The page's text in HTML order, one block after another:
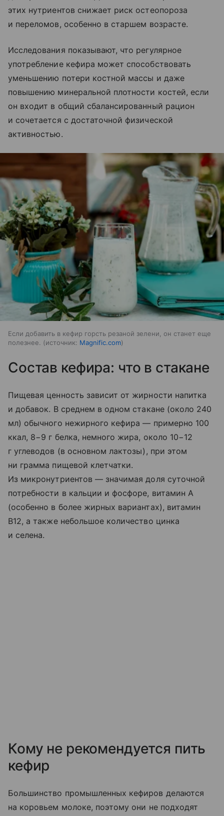
этих нутриентов снижает риск остеопороза
и переломов, особенно в старшем возрасте.
Исследования показывают, что регулярное
употребление кефира может способствовать
уменьшению потери костной массы и даже
повышению минеральной плотности костей, если
он входит в общий сбалансированный рацион
и сочетается с достаточной физической
активностью.
Если добавить в кефир горсть резаной зелени, он станет еще
полезнее.
источник: Magnific.com
Состав кефира: что в стакане
Пищевая ценность зависит от жирности напитка
и добавок. В среднем в одном стакане (около 240
мл) обычного нежирного кефира — примерно 100
ккал, 8−9 г белка, немного жира, около 10−12
г углеводов (в основном лактозы), при этом
ни грамма пищевой клетчатки.
Из микронутриентов — значимая доля суточной
потребности в кальции и фосфоре, витамин A
(особенно в более жирных вариантах), витамин
B12, а также небольшое количество цинка
и селена.
Кому не рекомендуется пить
кефир
Большинство промышленных кефиров делаются
на коровьем молоке, поэтому они не подходят